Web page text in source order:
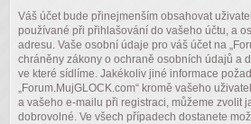
Váš účet bude přinejmenším obsahovat
používané při přihlašování do vašeho účtu, a
adresu. Vaše osobní údaje pro váš účet na
chráněny zákony o ochraně osobních údajů a
ve které sídlíme. Jakékoliv jiné informace
„Forum.MujGLOCK.com“ kromě vašeho
a vašeho e-mailu při registraci, můžeme zvolit
dobrovolné. Ve všech případech dostanete